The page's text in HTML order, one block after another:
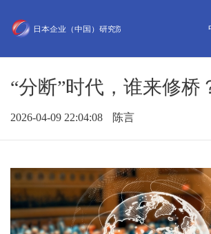
“分断”时代，谁来修桥
2026-04-09 22:04:08 陈言